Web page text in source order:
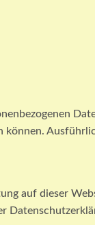
auf dieser